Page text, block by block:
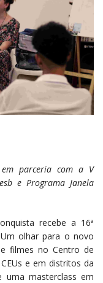
em parceria com a V
e Programa Janela
recebe a 16ª
olhar para o novo
filmes no Centro de
e em distritos da
uma masterclass em